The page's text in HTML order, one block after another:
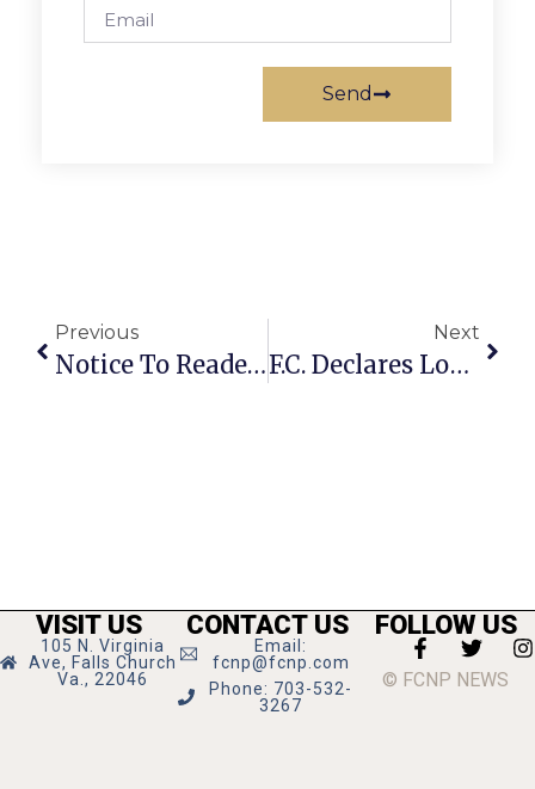
Send
Previous
Notice To Readers On Receiving Delivery Of News-Press
Next
F.C. Declares Local Emergency In Response To Coronavirus
VISIT US
105 N. Virginia
Ave, Falls Church
Va., 22046
CONTACT US
Email:
fcnp@fcnp.com
Phone: 703-532-
3267
FOLLOW US
© FCNP NEWS